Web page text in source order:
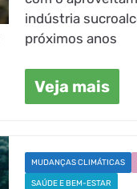
indústria
próximos anos
Veja mais
MUDANÇAS CLIMÁTICAS
SAÚDE E BEM-ESTAR